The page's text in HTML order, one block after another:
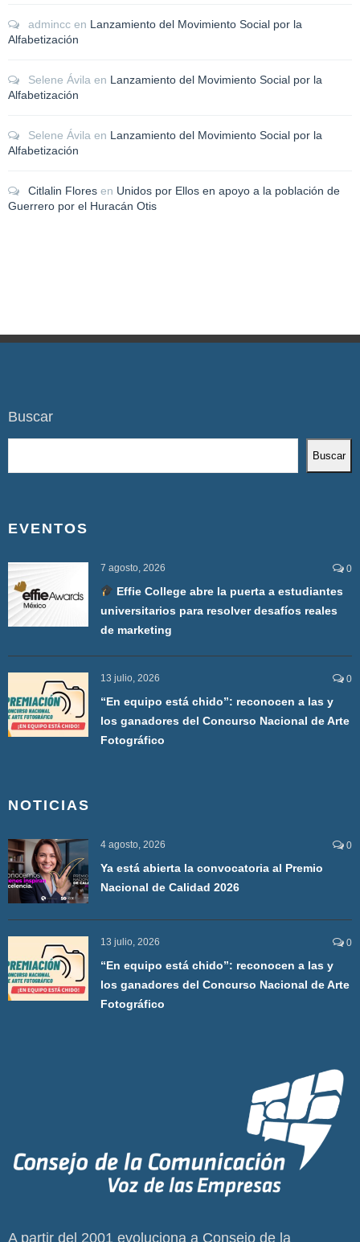
admincc en Lanzamiento del Movimiento Social por la
Alfabetización
Selene Ávila en Lanzamiento del Movimiento Social por la
Alfabetización
Selene Ávila en Lanzamiento del Movimiento Social por la
Alfabetización
Citlalin Flores en Unidos por Ellos en apoyo a la población de
Guerrero por el Huracán Otis
Buscar
Buscar
EVENTOS
7 agosto, 2026 0
Effie College abre la puerta a estudiantes
universitarios para resolver desafíos reales
de marketing
13 julio, 2026 0
“En equipo está chido”: reconocen a las y
los ganadores del Concurso Nacional de Arte
Fotográfico
NOTICIAS
4 agosto, 2026 0
Ya está abierta la convocatoria al Premio
Nacional de Calidad 2026
13 julio, 2026 0
“En equipo está chido”: reconocen a las y
los ganadores del Concurso Nacional de Arte
Fotográfico
A partir del 2001 evoluciona a Consejo de la